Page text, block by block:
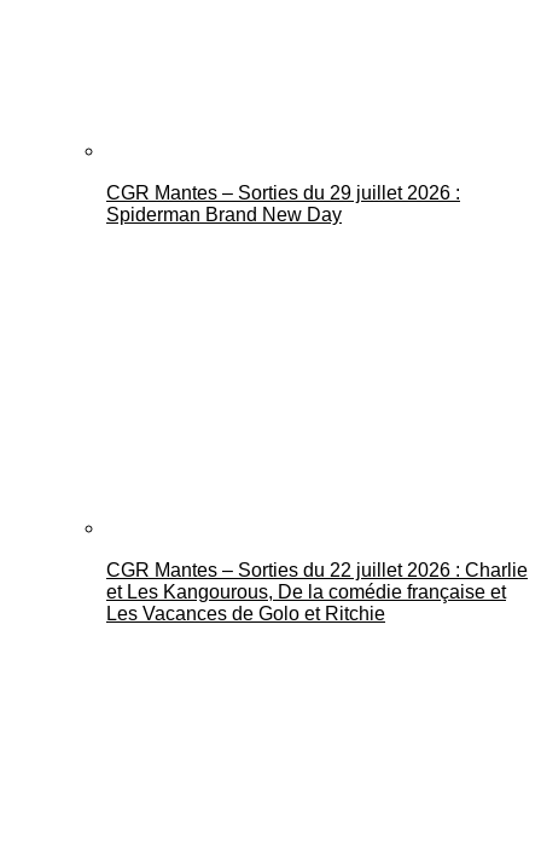
CGR Mantes – Sorties du 29 juillet 2026 :
Spiderman Brand New Day
CGR Mantes – Sorties du 22 juillet 2026 : Charlie
et Les Kangourous, De la comédie française et
Les Vacances de Golo et Ritchie